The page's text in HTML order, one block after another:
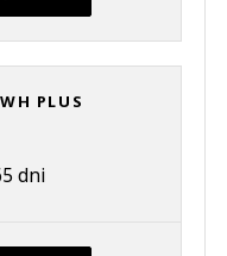
PLUS
dni